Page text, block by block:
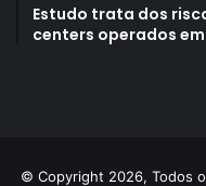
Estudo trata dos
centers operados
© Copyright 2026, Todos